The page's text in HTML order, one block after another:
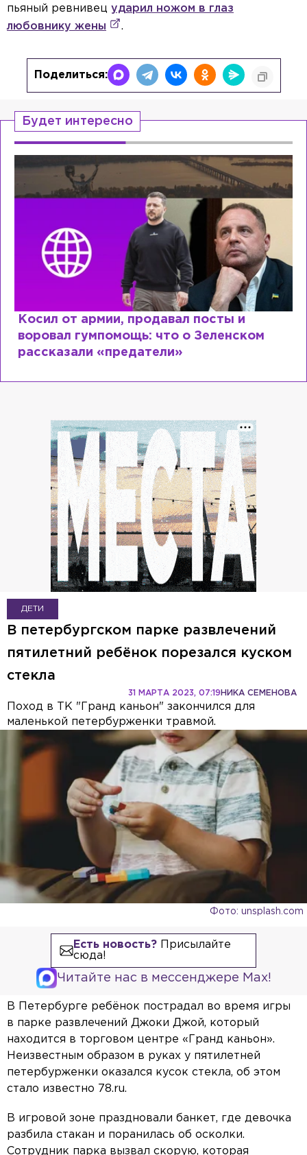
пьяный ревнивец ударил ножом в глаз
любовнику жены
.
Поделиться:
Будет интересно
Косил от армии, продавал посты и
воровал гумпомощь: что о Зеленском
рассказали «предатели»
ДЕТИ
В петербургском парке развлечений
пятилетний ребёнок порезался куском
стекла
НИКА СЕМЕНОВА
31 МАРТА 2023, 07:19
Поход в ТК "Гранд каньон" закончился для
маленькой петербурженки травмой.
Фото: unsplash.com
Есть новость?Присылайте
сюда!
Читайте нас в мессенджере Max!
В Петербурге ребёнок пострадал во время игры
в парке развлечений Джоки Джой, который
находится в торговом центре «Гранд каньон».
Неизвестным образом в руках у пятилетней
петербурженки оказался кусок стекла, об этом
стало известно 78.ru.
В игровой зоне праздновали банкет, где девочка
разбила стакан и поранилась об осколки.
Сотрудник парка вызвал скорую, которая